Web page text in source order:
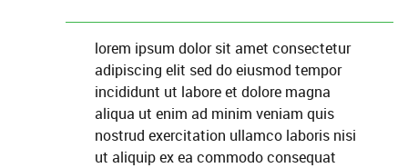
lorem ipsum dolor sit amet consectetur
adipiscing elit sed do eiusmod tempor
incididunt ut labore et dolore magna
aliqua ut enim ad minim veniam quis
nostrud exercitation ullamco laboris nisi
ut aliquip ex ea commodo consequat